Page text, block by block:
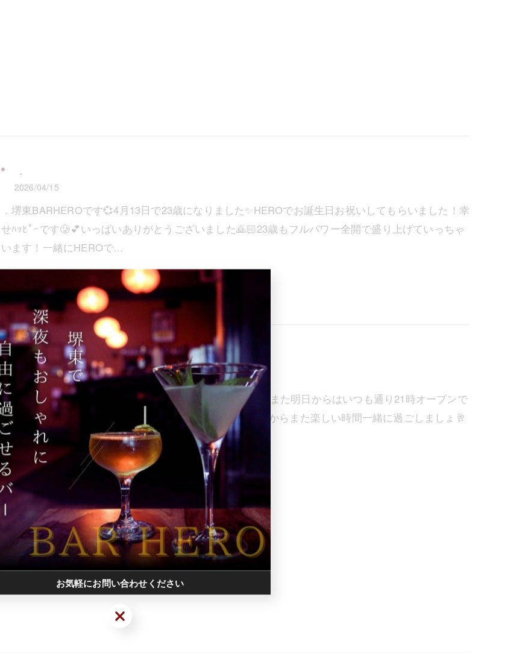
．
2026/04/15
．堺東BARHEROです💞4月13日で23歳になりました✨HEROでお誕生日お祝いしてもらいました！幸
せﾊｯﾋﾟｰです🥲💕いっぱいありがとうございました🙇🏻23歳もフルパワー全開で盛り上げていっちゃ
います！一緒にHEROで…
2026/04/13
..堺東BARHEROです🍾本日は臨時休業いただいてます🙏💦また明日からはいつも通り21時オープンで
元気に営業します✨しっかりパワー充電してるので🔥明日からまた楽しい時間一緒に過ごしましょ🥂
みなさんのご来店…
お気軽にお問い合わせください
お気軽にお問い合わせください